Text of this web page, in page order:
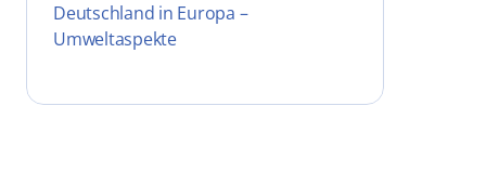
Deutschland in Europa –
Umweltaspekte